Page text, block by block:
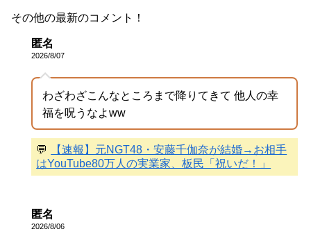
その他の最新のコメント！
匿名
2026/8/07
わざわざこんなところまで降りてきて 他人の幸
福を呪うなよww
💬
【速報】元NGT48・安藤千伽奈が結婚→お相手
はYouTube80万人の実業家、板民「祝いだ！」
匿名
2026/8/06